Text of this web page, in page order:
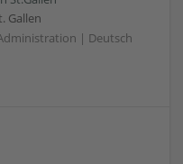
Gallen
| Deutsch